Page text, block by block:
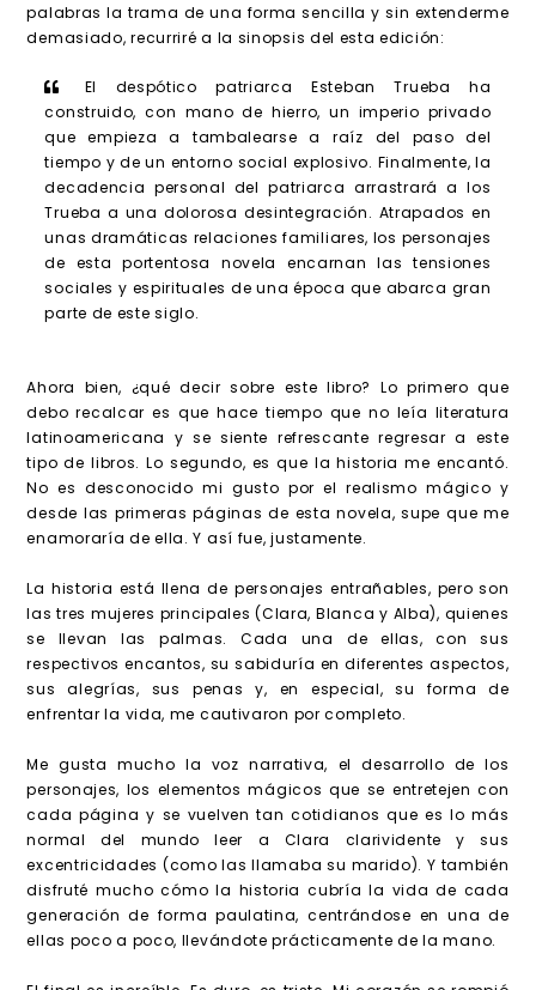
palabras la trama de una forma sencilla y sin extenderme
demasiado, recurriré a la sinopsis del esta edición:
El despótico patriarca Esteban Trueba ha
construido, con mano de hierro, un imperio privado
que empieza a tambalearse a raíz del paso del
tiempo y de un entorno social explosivo. Finalmente, la
decadencia personal del patriarca arrastrará a los
Trueba a una dolorosa desintegración. Atrapados en
unas dramáticas relaciones familiares, los personajes
de esta portentosa novela encarnan las tensiones
sociales y espirituales de una época que abarca gran
parte de este siglo.
Ahora bien, ¿qué decir sobre este libro? Lo primero que
debo recalcar es que hace tiempo que no leía literatura
latinoamericana y se siente refrescante regresar a este
tipo de libros. Lo segundo, es que la historia me encantó.
No es desconocido mi gusto por el realismo mágico y
desde las primeras páginas de esta novela, supe que me
enamoraría de ella. Y así fue, justamente.
La historia está llena de personajes entrañables, pero son
las tres mujeres principales (Clara, Blanca y Alba), quienes
se llevan las palmas. Cada una de ellas, con sus
respectivos encantos, su sabiduría en diferentes aspectos,
sus alegrías, sus penas y, en especial, su forma de
enfrentar la vida, me cautivaron por completo.
Me gusta mucho la voz narrativa, el desarrollo de los
personajes, los elementos mágicos que se entretejen con
cada página y se vuelven tan cotidianos que es lo más
normal del mundo leer a Clara clarividente y sus
excentricidades (como las llamaba su marido). Y también
disfruté mucho cómo la historia cubría la vida de cada
generación de forma paulatina, centrándose en una de
ellas poco a poco, llevándote prácticamente de la mano.